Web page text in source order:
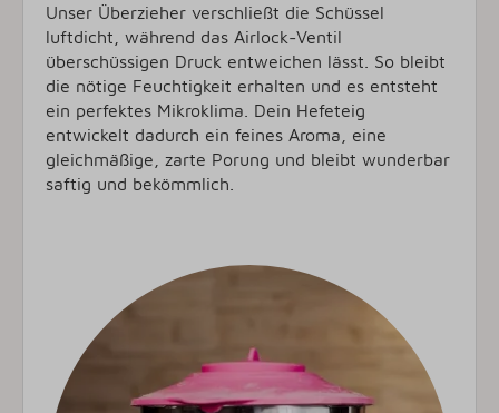
Unser Überzieher verschließt die Schüssel
luftdicht, während das Airlock-Ventil
überschüssigen Druck entweichen lässt. So bleibt
die nötige Feuchtigkeit erhalten und es entsteht
ein perfektes Mikroklima. Dein Hefeteig
entwickelt dadurch ein feines Aroma, eine
gleichmäßige, zarte Porung und bleibt wunderbar
saftig und bekömmlich.